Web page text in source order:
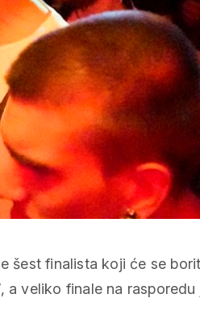
šest finalista koji će se
a veliko finale na